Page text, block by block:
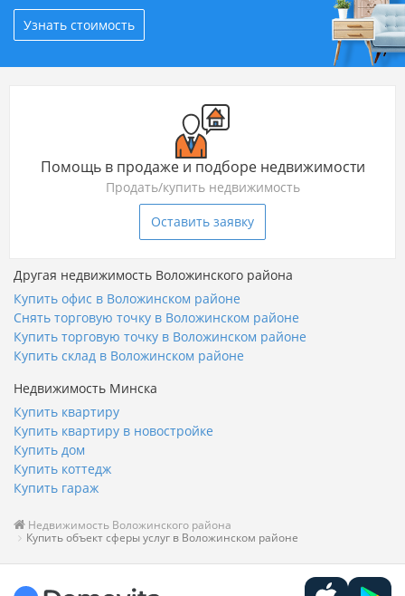
Узнать стоимость
Помощь в продаже и подборе недвижимости
Продать/купить недвижимость
Оставить заявку
Другая недвижимость Воложинского района
Купить офис в Воложинском районе
Снять торговую точку в Воложинском районе
Купить торговую точку в Воложинском районе
Купить склад в Воложинском районе
Недвижимость Минска
Купить квартиру
Купить квартиру в новостройке
Купить дом
Купить коттедж
Купить гараж
Недвижимость Воложинского района
Купить объект сферы услуг в Воложинском районе